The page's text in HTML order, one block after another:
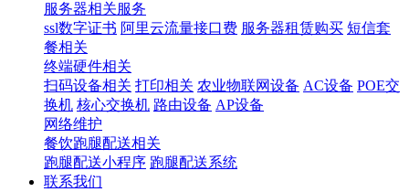
服务器相关服务
ssl数字证书 阿里云流量接口费 服务器租赁购买 短信套
餐相关
终端硬件相关
扫码设备相关 打印相关 农业物联网设备 AC设备 POE交
换机 核心交换机 路由设备 AP设备
网络维护
餐饮跑腿配送相关
跑腿配送小程序 跑腿配送系统
联系我们